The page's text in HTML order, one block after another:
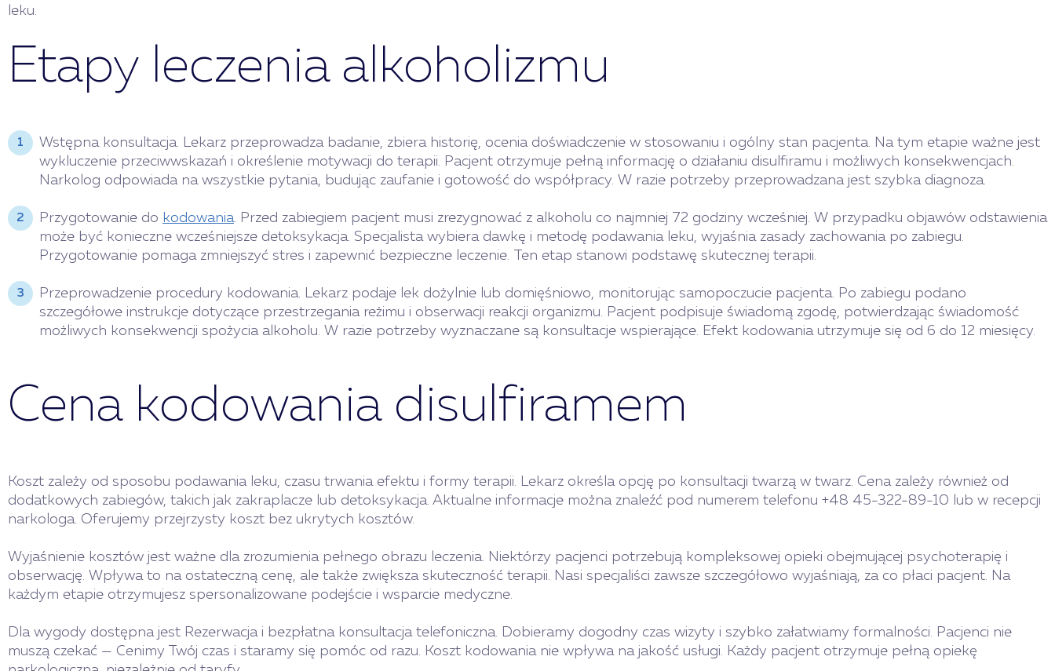
leku.
Etapy leczenia alkoholizmu
Wstępna konsultacja. Lekarz przeprowadza badanie, zbiera historię, ocenia doświadczenie w stosowaniu i ogólny stan pacjenta. Na tym etapie ważne jest
wykluczenie przeciwwskazań i określenie motywacji do terapii. Pacjent otrzymuje pełną informację o działaniu disulfiramu i możliwych konsekwencjach.
Narkolog odpowiada na wszystkie pytania, budując zaufanie i gotowość do współpracy. W razie potrzeby przeprowadzana jest szybka diagnoza.
Przygotowanie do kodowania. Przed zabiegiem pacjent musi zrezygnować z alkoholu co najmniej 72 godziny wcześniej. W przypadku objawów odstawienia
może być konieczne wcześniejsze detoksykacja. Specjalista wybiera dawkę i metodę podawania leku, wyjaśnia zasady zachowania po zabiegu.
Przygotowanie pomaga zmniejszyć stres i zapewnić bezpieczne leczenie. Ten etap stanowi podstawę skutecznej terapii.
Przeprowadzenie procedury kodowania. Lekarz podaje lek dożylnie lub domięśniowo, monitorując samopoczucie pacjenta. Po zabiegu podano
szczegółowe instrukcje dotyczące przestrzegania reżimu i obserwacji reakcji organizmu. Pacjent podpisuje świadomą zgodę, potwierdzając świadomość
możliwych konsekwencji spożycia alkoholu. W razie potrzeby wyznaczane są konsultacje wspierające. Efekt kodowania utrzymuje się od 6 do 12 miesięcy.
Cena kodowania disulfiramem
Koszt zależy od sposobu podawania leku, czasu trwania efektu i formy terapii. Lekarz określa opcję po konsultacji twarzą w twarz. Cena zależy również od
dodatkowych zabiegów, takich jak zakraplacze lub detoksykacja. Aktualne informacje można znaleźć pod numerem telefonu +48 45-322-89-10 lub w recepcji
narkologa. Oferujemy przejrzysty koszt bez ukrytych kosztów.
Wyjaśnienie kosztów jest ważne dla zrozumienia pełnego obrazu leczenia. Niektórzy pacjenci potrzebują kompleksowej opieki obejmującej psychoterapię i
obserwację. Wpływa to na ostateczną cenę, ale także zwiększa skuteczność terapii. Nasi specjaliści zawsze szczegółowo wyjaśniają, za co płaci pacjent. Na
każdym etapie otrzymujesz spersonalizowane podejście i wsparcie medyczne.
Dla wygody dostępna jest Rezerwacja i bezpłatna konsultacja telefoniczna. Dobieramy dogodny czas wizyty i szybko załatwiamy formalności. Pacjenci nie
muszą czekać — Cenimy Twój czas i staramy się pomóc od razu. Koszt kodowania nie wpływa na jakość usługi. Każdy pacjent otrzymuje pełną opiekę